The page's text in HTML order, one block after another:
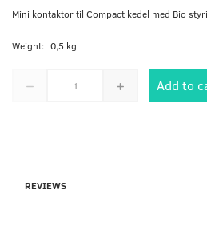
Mini kontaktor til Compact kedel med Bio
Weight: 0,5 kg
Add to
REVIEWS